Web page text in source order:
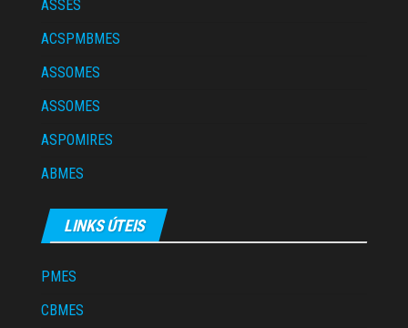
ASSES
ACSPMBMES
ASSOMES
ASSOMES
ASPOMIRES
ABMES
LINKS ÚTEIS
PMES
CBMES